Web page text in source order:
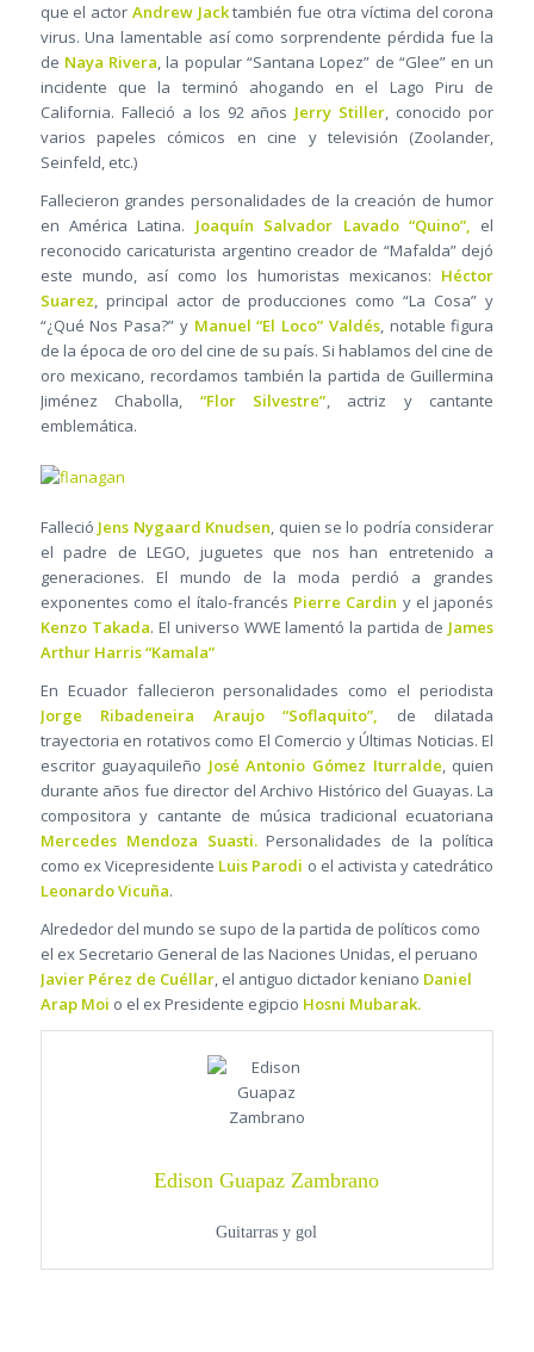
que el actor Andrew Jacktambién fue otra víctima del corona
virus. Una lamentable así como sorprendente pérdida fue la
de Naya Rivera, la popular “Santana Lopez” de “Glee” en un
incidente que la terminó ahogando en el Lago Piru de
California. Falleció a los 92 años Jerry Stiller, conocido por
varios papeles cómicos en cine y televisión (Zoolander,
Seinfeld, etc.)
Fallecieron grandes personalidades de la creación de humor
en América Latina. Joaquín Salvador Lavado “Quino”, el
reconocido caricaturista argentino creador de “Mafalda” dejó
este mundo, así como los humoristas mexicanos: Héctor
Suarez, principal actor de producciones como “La Cosa” y
“¿Qué Nos Pasa?” yManuel “El Loco” Valdés, notable figura
de la época de oro del cine de su país. Si hablamos del cine de
oro mexicano, recordamos también la partida de Guillermina
Jiménez Chabolla, “Flor Silvestre”, actriz y cantante
emblemática.
Falleció Jens Nygaard Knudsen , quien se lo podría considerar
el padre de LEGO, juguetes que nos han entretenido a
generaciones. El mundo de la moda perdió a grandes
exponentes como el ítalo-francés Pierre Cardin y el japonés
Kenzo Takada. El universo WWE lamentó la partida de James
Arthur Harris “Kamala”
En Ecuador fallecieron personalidades como el periodista
Jorge Ribadeneira Araujo “Soflaquito”, de dilatada
trayectoria en rotativos como El Comercio y Últimas Noticias. El
escritor guayaquileño José Antonio Gómez Iturralde, quien
durante años fue director del Archivo Histórico del Guayas. La
compositora y cantante de música tradicional ecuatoriana
Mercedes Mendoza Suasti.Personalidades de la política
como ex Vicepresidente Luis Parodi o el activista y catedrático
Leonardo Vicuña.
Alrededor del mundo se supo de la partida de políticos como
el ex Secretario General de las Naciones Unidas, el peruano
Javier Pérez de Cuéllar, el antiguo dictador keniano Daniel
Arap Moi o el ex Presidente egipcio Hosni Mubarak.
Edison Guapaz Zambrano
Guitarras y gol